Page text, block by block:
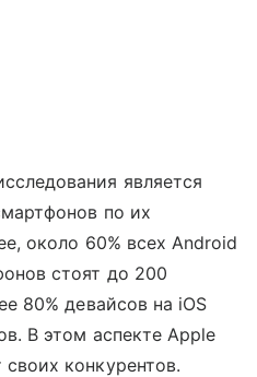
является
по их
около 60% всех Android
стоят до 200
80% девайсов на iOS
В этом аспекте Apple
конкурентов.